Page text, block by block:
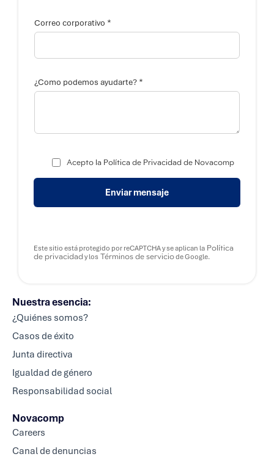
C
r
r
*
Correo corporativo *
¿Como podemos ayudarte? *
Acepto la Política de Privacidad de Novacomp
Enviar mensaje
Este sitio está protegido por reCAPTCHA y se aplican la Política
de privacidad y los Términos de serviciode Google.
Nuestra esencia:
¿Quiénes somos?
Casos de éxito
Junta directiva
Igualdad de género
Responsabilidad social
Novacomp
Careers
Canal de denuncias